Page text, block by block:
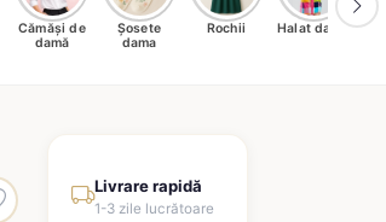
Cămăși de
damă
Șosete
dama
Rochii Halat damă
Livrare rapidă
1-3 zile lucrătoare